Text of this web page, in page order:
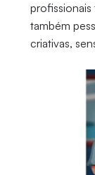
também
criativas,